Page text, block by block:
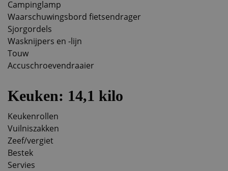
Campinglamp
Waarschuwingsbord fietsendrager
Sjorgordels
Wasknijpers en -lijn
Touw
Accuschroevendraaier
Keuken: 14,1 kilo
Keukenrollen
Vuilniszakken
Zeef/vergiet
Bestek
Servies